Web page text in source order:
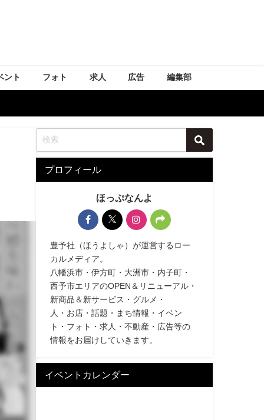
ント フォト 求人 広告 編集部
プロフィール
ほっぷなんよ
豊予社（ほうよしゃ）が運営するロー
カルメディア。
八幡浜市・伊方町・大洲市・内子町・
西予市エリアのOPEN＆リニューアル・
新商品＆新サービス・グルメ・
人・お店・話題・まち情報・イベン
ト・フォト・求人・不動産・広告等の
情報をお届けしていきます。
イベントカレンダー